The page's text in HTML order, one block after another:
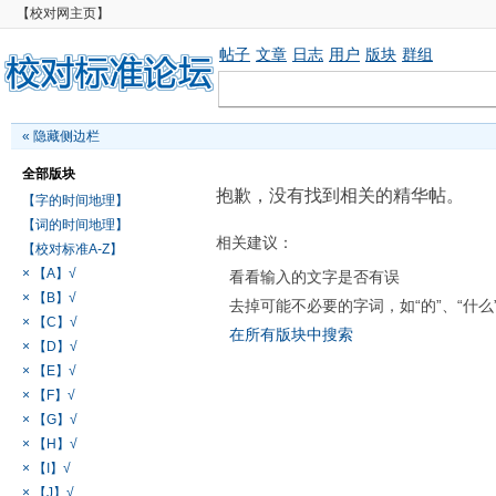
【校对网主页】
帖子 文章 日志 用户 版块 群组
« 隐藏侧边栏
全部版块
【字的时间地理】
【词的时间地理】
【校对标准A-Z】
× 【A】√
× 【B】√
× 【C】√
× 【D】√
× 【E】√
× 【F】√
× 【G】√
× 【H】√
× 【I】√
× 【J】√
抱歉，没有找到相关的精华帖。
相关建议：
看看输入的文字是否有误
去掉可能不必要的字词，如“的”、“什么
在所有版块中搜索